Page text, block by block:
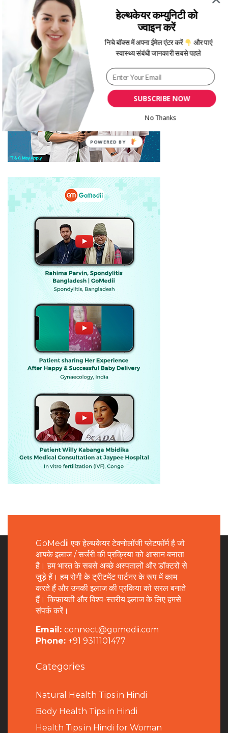
GoMedii एक हेल्थकेयर टेक्नोलॉजी प्लेटफॉर्म है जो
आपके इलाज / सर्जरी की प्रक्रिया को आसान बनाता
है। हम भारत के सबसे अच्छे अस्पतालों और डॉक्टरों से
जुड़े हैं। हम रोगी के ट्रीटमेंट पार्टनर के रूप में काम
करते हैं और उनकी इलाज की प्रकिया को सरल बनाते
हैं। किफ़ायती और विश्व-स्तरीय इलाज के लिए हमसे
संपर्क करें।
Email: connect@gomedii.com
Phone: +91 9311101477
Categories
Natural Health Tips in Hindi
Body Health Tips in Hindi
Health Tips in Hindi for Woman
SUBSCRIBE NOW
हेल्थकेयर कम्युनिटी को
ज्वाइन करें
निचे बॉक्स में अपना ईमेल एंटर करें
और पाएं
स्वास्थ्य संबंधी जानकारी सबसे पहले
No Thanks
POWERED BY